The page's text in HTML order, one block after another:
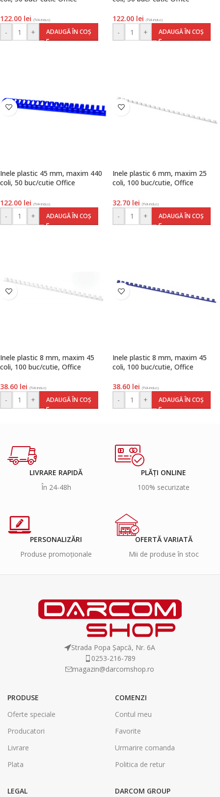
122.00 lei (TVA inclus)
- + ADAUGĂ ÎN COȘ
122.00 lei (TVA inclus)
- + ADAUGĂ ÎN COȘ
Inele plastic 45 mm, maxim 440
coli, 50 buc/cutie Office
122.00 lei (TVA inclus)
- + ADAUGĂ ÎN COȘ
Inele plastic 6 mm, maxim 25
coli, 100 buc/cutie, Office
32.70 lei (TVA inclus)
- + ADAUGĂ ÎN COȘ
Inele plastic 8 mm, maxim 45
coli, 100 buc/cutie, Office
38.60 lei (TVA inclus)
- + ADAUGĂ ÎN COȘ
Inele plastic 8 mm, maxim 45
coli, 100 buc/cutie, Office
38.60 lei (TVA inclus)
- + ADAUGĂ ÎN COȘ
LIVRARE RAPIDĂ
În 24-48h
PLĂȚI ONLINE
100% securizate
PERSONALIZĂRI
Produse promoționale
OFERTĂ VARIATĂ
Mii de produse în stoc
Strada Popa Șapcă, Nr. 6A
0253-216-789
magazin@darcomshop.ro
PRODUSE
Oferte speciale
Producatori
Livrare
Plata
COMENZI
Contul meu
Favorite
Urmarire comanda
Politica de retur
LEGAL DARCOM GROUP